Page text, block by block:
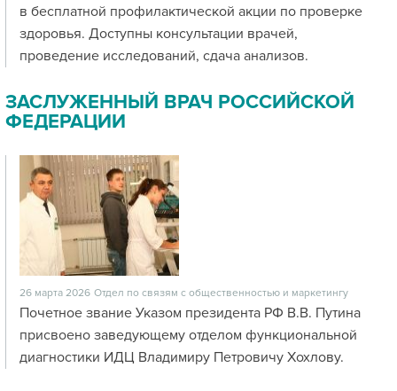
в бесплатной профилактической акции по проверке
здоровья. Доступны консультации врачей,
проведение исследований, сдача анализов.
ЗАСЛУЖЕННЫЙ ВРАЧ РОССИЙСКОЙ
ФЕДЕРАЦИИ
26 марта 2026 Отдел по связям с общественностью и маркетингу
Почетное звание Указом президента РФ В.В. Путина
присвоено заведующему отделом функциональной
диагностики ИДЦ Владимиру Петровичу Хохлову.